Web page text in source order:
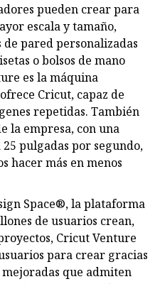
pueden crear para
escala y tamaño,
pared personalizadas
o bolsos de mano
es la máquina
Cricut, capaz de
repetidas. También
la empresa, con una
pulgadas por segundo,
hacer más en menos
Space®, la plataforma
de usuarios crean,
Cricut Venture
para crear gracias
que admiten